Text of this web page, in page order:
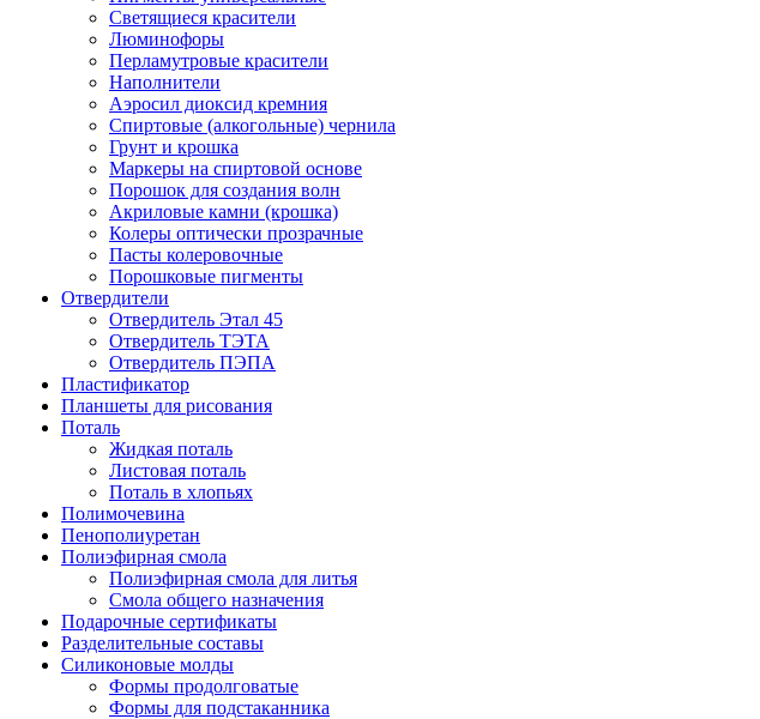
Светящиеся красители
Люминофоры
Перламутровые красители
Наполнители
Аэросил диоксид кремния
Спиртовые (алкогольные) чернила
Грунт и крошка
Маркеры на спиртовой основе
Порошок для создания волн
Акриловые камни (крошка)
Колеры оптически прозрачные
Пасты колеровочные
Порошковые пигменты
Отвердители
Отвердитель Этал 45
Отвердитель ТЭТА
Отвердитель ПЭПА
Пластификатор
Планшеты для рисования
Поталь
Жидкая поталь
Листовая поталь
Поталь в хлопьях
Полимочевина
Пенополиуретан
Полиэфирная смола
Полиэфирная смола для литья
Смола общего назначения
Подарочные сертификаты
Разделительные составы
Силиконовые молды
Формы продолговатые
Формы для подстаканника